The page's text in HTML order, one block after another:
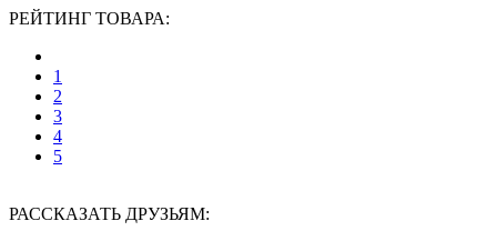
РЕЙТИНГ ТОВАРА:
1
2
3
4
5
РАССКАЗАТЬ ДРУЗЬЯМ: